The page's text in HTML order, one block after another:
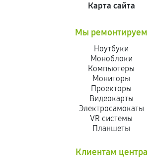
Карта сайта
Мы ремонтируем
Ноутбуки
Моноблоки
Компьютеры
Мониторы
Проекторы
Видеокарты
Электросамокаты
VR системы
Планшеты
Клиентам центра